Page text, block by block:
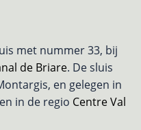
met nummer 33, bij
de Briare. De sluis
en gelegen in
in de regio Centre Val